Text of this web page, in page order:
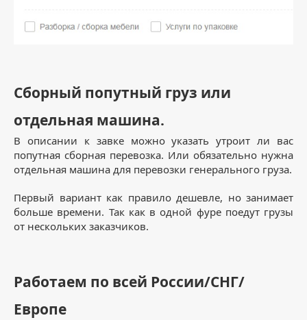
Сборный попутный груз или
отдельная машина.
В описании к завке можно указать утроит ли вас
попутная сборная перевозка. Или обязательно нужна
отдельная машина для перевозки генерального груза.
Первый вариант как правило дешевле, но занимает
больше времени. Так как в одной фуре поедут грузы
от нескольких заказчиков.
Работаем по всей России/СНГ/
Европе